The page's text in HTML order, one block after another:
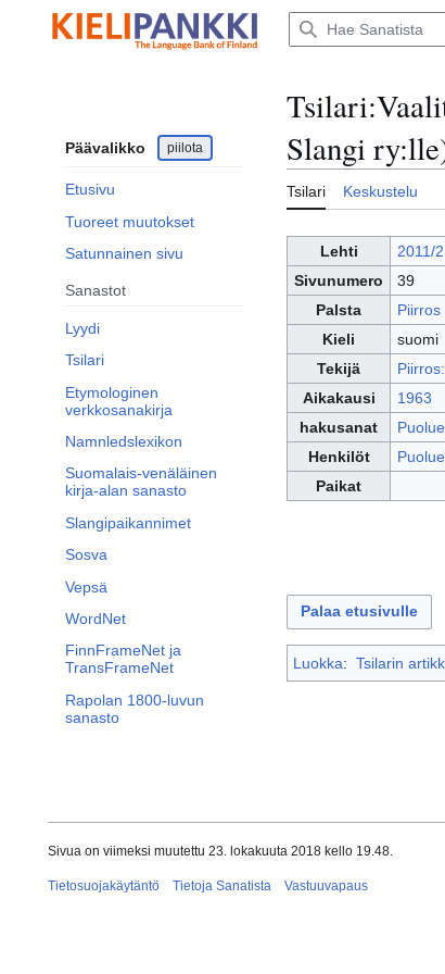
sisältöön
Päävalikko piilota
Etusivu
Tuoreet muutokset
Satunnainen sivu
Sanastot
Lyydi
Tsilari
Etymologinen
verkkosanakirja
Namnledslexikon
Suomalais-venäläinen
kirja-alan sanasto
Slangipaikannimet
Sosva
Vepsä
WordNet
FinnFrameNet ja
TransFrameNet
Rapolan 1800-luvun
sanasto
Tsilari:
Slangi
Tsilari Keskustelu
Lehti
2011/2
Sivunumero
39
Palsta
Piirros
Kieli
suomi
Tekijä
Aikakausi
1963
hakusanat
Henkilöt
Paikat
Palaa etusivulle
Luokka: Tsilarin
Sivua on viimeksi muutettu 23. lokakuuta 2018 kello 19.48.
Tietosuojakäytäntö Tietoja Sanatista Vastuuvapaus